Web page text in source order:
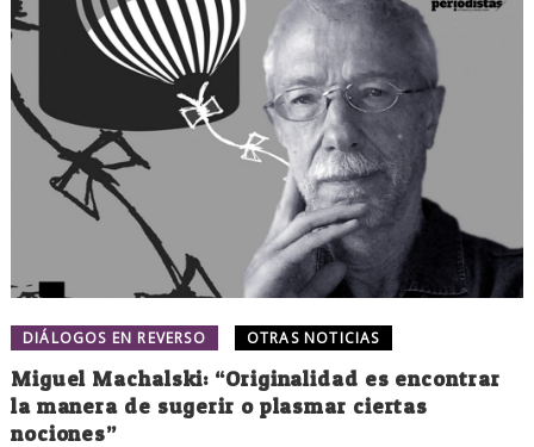
DIÁLOGOS EN REVERSO OTRAS NOTICIAS
Miguel Machalski: “Originalidad es encontrar
la manera de sugerir o plasmar ciertas
nociones”